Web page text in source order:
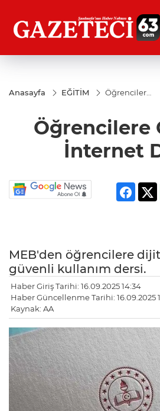
Anasayfa EĞİTİM
Öğrencilere
Dersi
Öğrencilere
İnternet
MEB'den öğrencilere
güvenli kullanım dersi.
Haber Giriş Tarihi: 16.09.2025 14:34
Haber Güncellenme Tarihi: 16.09.2025
Kaynak: AA